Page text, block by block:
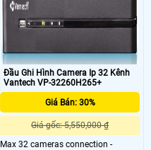
Đầu Ghi Hình Camera Ip 32 Kênh
Vantech VP-32260H265+
Giá Bán: 30%
Giá gốc: 5,550,000 ₫
Max 32 cameras connection -